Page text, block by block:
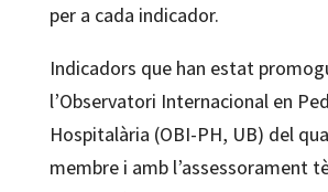
per a cada indicador.
Indicadors que han estat
l’Observatori Internacional en
Hospitalària (OBI-PH, UB) del
membre i amb l’assessorament